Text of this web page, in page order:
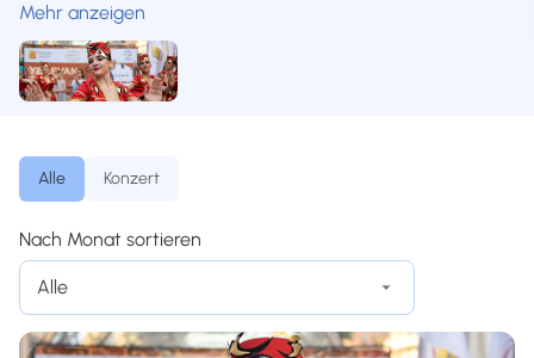
Mehr anzeigen
Alle Konzert
Nach Monat sortieren
Alle